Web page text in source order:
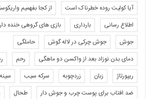
آیا کولیت روده خطرناک است
از کجا بفهمیم
اطلاع رسانی
بارداری بازی های گروهی خنده دار
جوش
جوش چرکی در لاله گوش
حاملگی
دمای بدن نوزاد بعد از واکسن دو ماهگی
رحم
ریپورتاژ
زبان زردچوبه سرکه سیب
سینه
ضد افتاب برای پوست چرب و جوش دار
طحال